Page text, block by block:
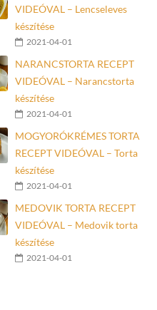
VIDEÓVAL – Lencseleves
készítése
2021-04-01
NARANCSTORTA RECEPT
VIDEÓVAL – Narancstorta
készítése
2021-04-01
MOGYORÓKRÉMES TORTA
RECEPT VIDEÓVAL – Torta
készítése
2021-04-01
MEDOVIK TORTA RECEPT
VIDEÓVAL – Medovik torta
készítése
2021-04-01